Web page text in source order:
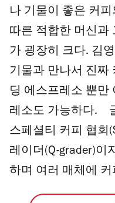
나 기물이 좋은 커
따른 적합한 머신과
가 굉장히 크다. 김
기물과 만나서 진짜
딩 에스프레소 뿐만
레소도 가능하다.
스페셜티 커피 협회
레이더(Q-grader)이
하며 여러 매체에